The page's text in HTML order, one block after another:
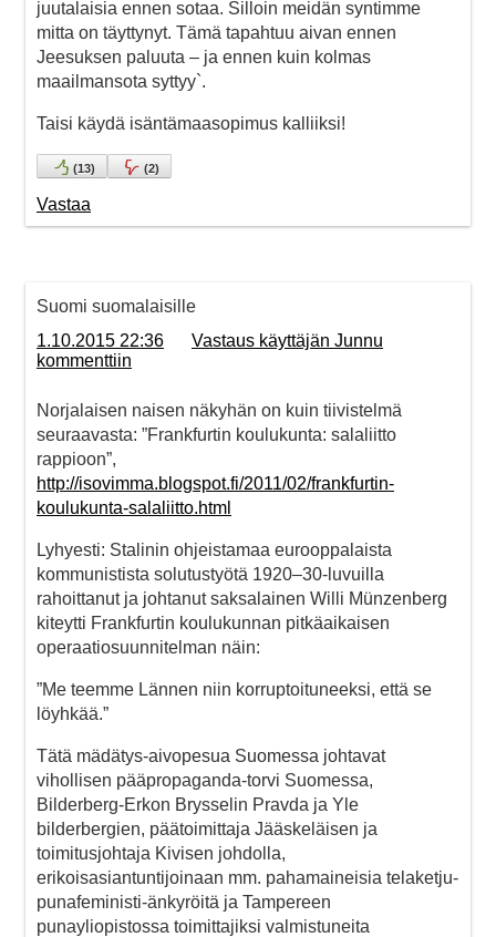
juutalaisia ennen sotaa. Silloin meidän syntimme
mitta on täyttynyt. Tämä tapahtuu aivan ennen
Jeesuksen paluuta – ja ennen kuin kolmas
maailmansota syttyy`.
Taisi käydä isäntämaasopimus kalliiksi!
(13) (2)
Vastaa
Suomi suomalaisille
1.10.2015 22:36
Vastaus käyttäjän Junnu
kommenttiin
Norjalaisen naisen näkyhän on kuin tiivistelmä
seuraavasta: ”Frankfurtin koulukunta: salaliitto
rappioon”,
http://isovimma.blogspot.fi/2011/02/frankfurtin-
koulukunta-salaliitto.html
Lyhyesti: Stalinin ohjeistamaa eurooppalaista
kommunistista solutustyötä 1920–30-luvuilla
rahoittanut ja johtanut saksalainen Willi Münzenberg
kiteytti Frankfurtin koulukunnan pitkäaikaisen
operaatiosuunnitelman näin:
”Me teemme Lännen niin korruptoituneeksi, että se
löyhkää.”
Tätä mädätys-aivopesua Suomessa johtavat
vihollisen pääpropaganda-torvi Suomessa,
Bilderberg-Erkon Brysselin Pravda ja Yle
bilderbergien, päätoimittaja Jääskeläisen ja
toimitusjohtaja Kivisen johdolla,
erikoisasiantuntijoinaan mm. pahamaineisia telaketju-
punafeministi-änkyröitä ja Tampereen
punayliopistossa toimittajiksi valmistuneita